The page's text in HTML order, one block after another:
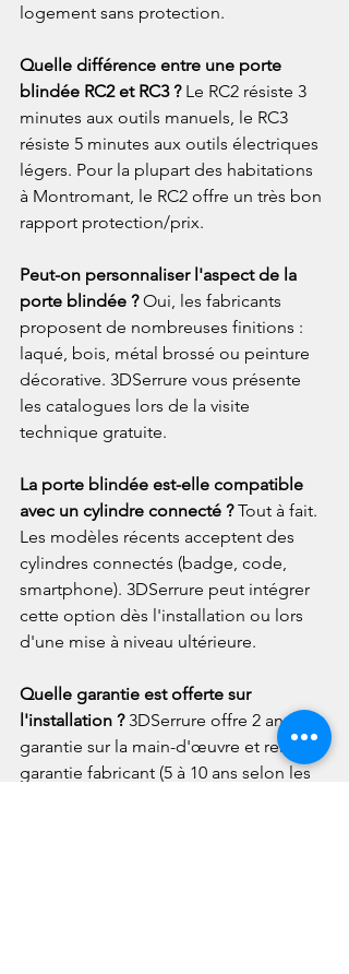
logement sans protection.
Quelle différence entre une porte
blindée RC2 et RC3 ? Le RC2 résiste 3
minutes aux outils manuels, le RC3
résiste 5 minutes aux outils électriques
légers. Pour la plupart des habitations
à Montromant, le RC2 offre un très bon
rapport protection/prix.
Peut-on personnaliser l'aspect de la
porte blindée ? Oui, les fabricants
proposent de nombreuses finitions :
laqué, bois, métal brossé ou peinture
décorative. 3DSerrure vous présente
les catalogues lors de la visite
technique gratuite.
La porte blindée est-elle compatible
avec un cylindre connecté ? Tout à fait.
Les modèles récents acceptent des
cylindres connectés (badge, code,
smartphone). 3DSerrure peut intégrer
cette option dès l'installation ou lors
d'une mise à niveau ultérieure.
Quelle garantie est offerte sur
l'installation ? 3DSerrure offre 2 ans de
garantie sur la main-d'œuvre et relaie la
garantie fabricant (5 à 10 ans selon les